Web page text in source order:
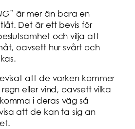
är mer än bara en
Det är ett bevis för
och vilja att
oavsett hur svårt och
att de varken kommer
eller vind, oavsett vilka
i deras väg så
att de kan ta sig an